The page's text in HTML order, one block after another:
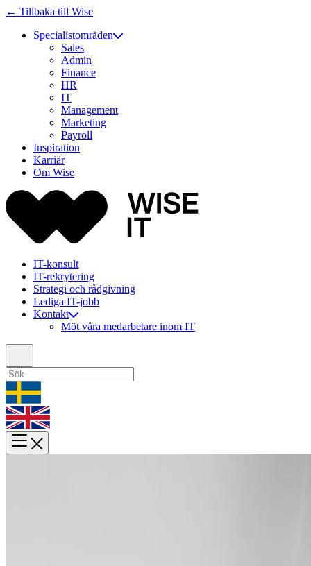
← Tillbaka till Wise
Specialistområden
Sales
Admin
Finance
HR
IT
Management
Marketing
Payroll
Inspiration
Karriär
Om Wise
IT-konsult
IT-rekrytering
Strategi och rådgivning
Lediga IT-jobb
Kontakt
Möt våra medarbetare inom IT